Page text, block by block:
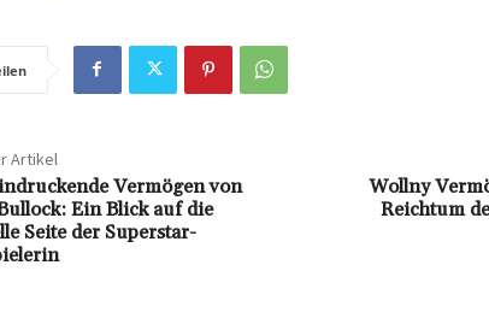
Artikel
Vermögen von
Ein Blick auf die
Seite der Superstar-
Wollny
Reichtum